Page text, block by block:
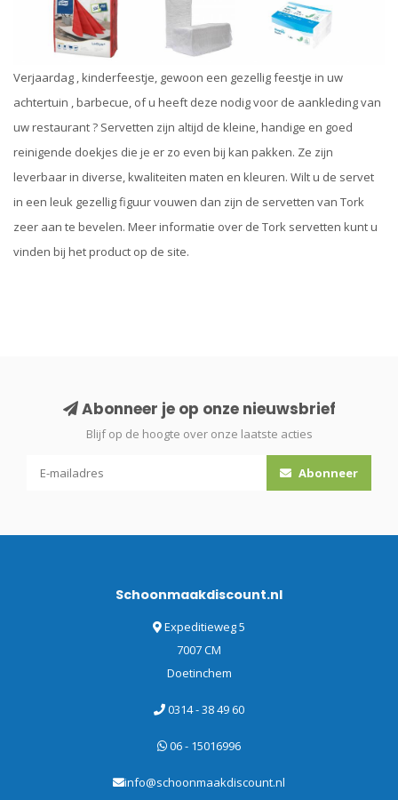
Verjaardag , kinderfeestje, gewoon een gezellig feestje in uw
achtertuin , barbecue, of u heeft deze nodig voor de aankleding van
uw restaurant ? Servetten zijn altijd de kleine, handige en goed
reinigende doekjes die je er zo even bij kan pakken. Ze zijn
leverbaar in diverse, kwaliteiten maten en kleuren. Wilt u de servet
in een leuk gezellig figuur vouwen dan zijn de servetten van Tork
zeer aan te bevelen. Meer informatie over de Tork servetten kunt u
vinden bij het product op de site.
Abonneer je op onze nieuwsbrief
Blijf op de hoogte over onze laatste acties
Abonneer
Schoonmaakdiscount.nl
Expeditieweg 5
7007 CM
Doetinchem
0314 - 38 49 60
06 - 15016996
info@schoonmaakdiscount.nl